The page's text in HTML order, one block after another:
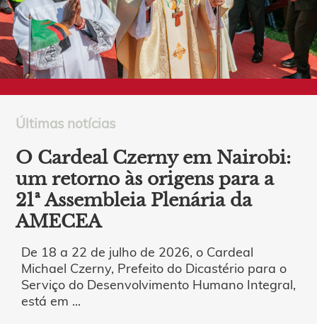
Últimas notícias
O Cardeal Czerny em Nairobi:
um retorno às origens para a
21ª Assembleia Plenária da
AMECEA
De 18 a 22 de julho de 2026, o Cardeal
Michael Czerny, Prefeito do Dicastério para o
Serviço do Desenvolvimento Humano Integral,
está em ...